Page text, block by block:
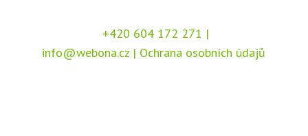
+420 604 172 271 |
info@webona.cz | Ochrana osobních údajů